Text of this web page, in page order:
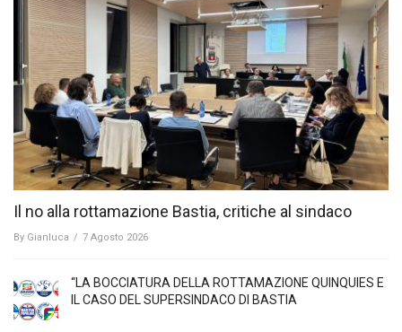
Il no alla rottamazione Bastia, critiche al sindaco
By Gianluca / 7 Agosto 2026
“LA BOCCIATURA DELLA ROTTAMAZIONE QUINQUIES E
IL CASO DEL SUPERSINDACO DI BASTIA